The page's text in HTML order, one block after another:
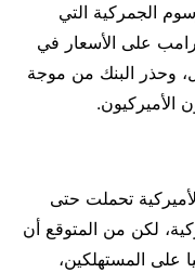
الجمركية التي
على الأسعار في
وحذر البنك من موجة
الأميركيون.
تحملت حتى
لكن من المتوقع أن
على المستهلكين،